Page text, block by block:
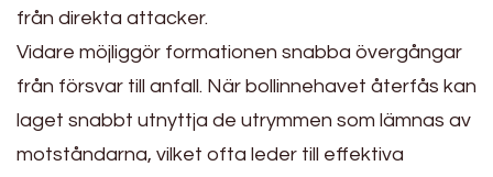
från direkta attacker.
Vidare möjliggör formationen snabba övergångar
från försvar till anfall. När bollinnehavet återfås kan
laget snabbt utnyttja de utrymmen som lämnas av
motståndarna, vilket ofta leder till effektiva